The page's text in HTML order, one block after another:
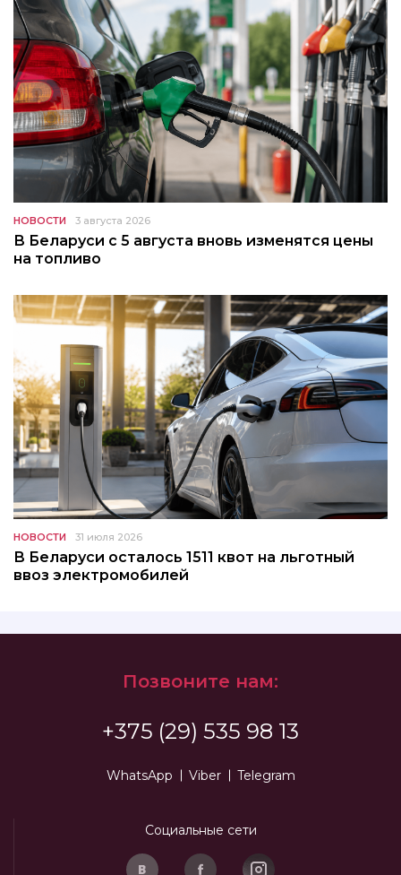
НОВОСТИ 3 августа 2026
В Беларуси с 5 августа вновь изменятся цены
на топливо
НОВОСТИ 31 июля 2026
В Беларуси осталось 1511 квот на льготный
ввоз электромобилей
Позвоните нам:
+375 (29) 535 98 13
WhatsApp Viber Telegram
Социальные сети